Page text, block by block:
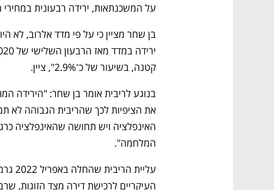
על המשכנתאות, ירידה רבעונית
קטנה, בשיעור של כ־2.9%", ציין.
המלחמה".